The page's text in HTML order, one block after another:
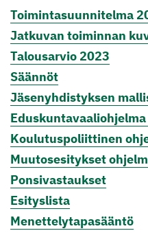
Toimintasuunnitelma
Jatkuvan toiminnan
Talousarvio 2023
Säännöt
Jäsenyhdistyksen
Koulutuspoliittinen
Muutosesitykset
Ponsivastaukset
Esityslista
Menettelytapasääntö